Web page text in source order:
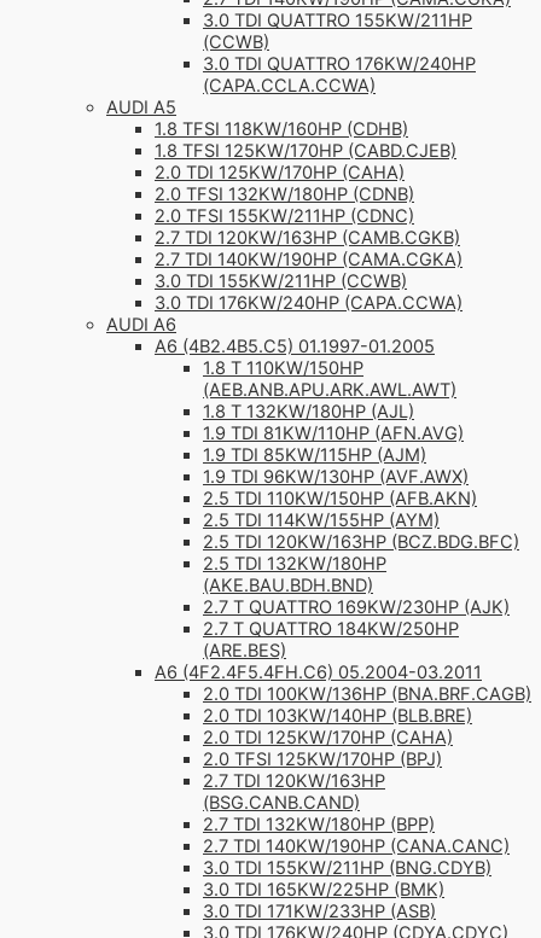
3.0 TDI QUATTRO 155KW/211HP
(CCWB)
3.0 TDI QUATTRO 176KW/240HP
(CAPA.CCLA.CCWA)
AUDI A5
1.8 TFSI 118KW/160HP (CDHB)
1.8 TFSI 125KW/170HP (CABD.CJEB)
2.0 TDI 125KW/170HP (CAHA)
2.0 TFSI 132KW/180HP (CDNB)
2.0 TFSI 155KW/211HP (CDNC)
2.7 TDI 120KW/163HP (CAMB.CGKB)
2.7 TDI 140KW/190HP (CAMA.CGKA)
3.0 TDI 155KW/211HP (CCWB)
3.0 TDI 176KW/240HP (CAPA.CCWA)
AUDI A6
A6 (4B2.4B5.C5) 01.1997-01.2005
1.8 T 110KW/150HP
(AEB.ANB.APU.ARK.AWL.AWT)
1.8 T 132KW/180HP (AJL)
1.9 TDI 81KW/110HP (AFN.AVG)
1.9 TDI 85KW/115HP (AJM)
1.9 TDI 96KW/130HP (AVF.AWX)
2.5 TDI 110KW/150HP (AFB.AKN)
2.5 TDI 114KW/155HP (AYM)
2.5 TDI 120KW/163HP (BCZ.BDG.BFC)
2.5 TDI 132KW/180HP
(AKE.BAU.BDH.BND)
2.7 T QUATTRO 169KW/230HP (AJK)
2.7 T QUATTRO 184KW/250HP
(ARE.BES)
A6 (4F2.4F5.4FH.C6) 05.2004-03.2011
2.0 TDI 100KW/136HP (BNA.BRF.CAGB)
2.0 TDI 103KW/140HP (BLB.BRE)
2.0 TDI 125KW/170HP (CAHA)
2.0 TFSI 125KW/170HP (BPJ)
2.7 TDI 120KW/163HP
(BSG.CANB.CAND)
2.7 TDI 132KW/180HP (BPP)
2.7 TDI 140KW/190HP (CANA.CANC)
3.0 TDI 155KW/211HP (BNG.CDYB)
3.0 TDI 165KW/225HP (BMK)
3.0 TDI 171KW/233HP (ASB)
3.0 TDI 176KW/240HP (CDYA.CDYC)